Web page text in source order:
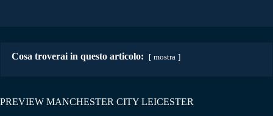
Cosa troverai in questo articolo: mostra
PREVIEW MANCHESTER CITY LEICESTER